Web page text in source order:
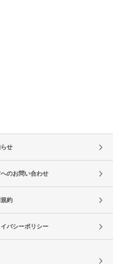
せ
のお問い合わせ
約
イバシーポリシー